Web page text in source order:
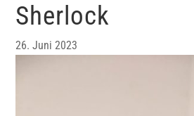
Sherlock
26. Juni 2023